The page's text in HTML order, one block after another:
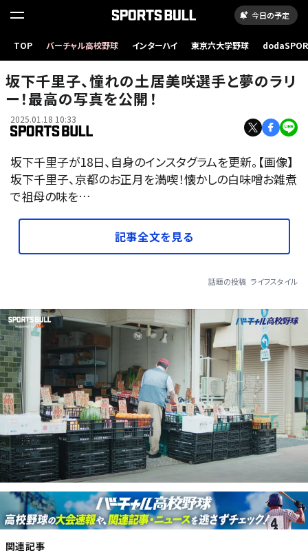
今日の予定
TOP バーチャル高校野球 インターハイ 東京六大学野球
坂下千里子、憧れの土居美咲選手と夢のラリ
ー！最高の写真を公開！
2025.01.18 10:33
坂下千里子が18日、自身のインスタグラムを更新。【画像】
坂下千里子、京都のお正月を満喫！懐かしの白味噌お雑煮
で祖母の味を…
記事全文を見る
話題の投稿 ライフスタイル
関連記事